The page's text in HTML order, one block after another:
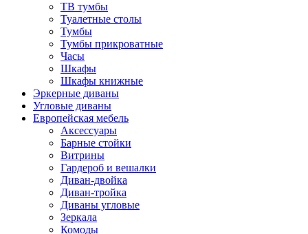
ТВ тумбы
Туалетные столы
Тумбы
Тумбы прикроватные
Часы
Шкафы
Шкафы книжные
Эркерные диваны
Угловые диваны
Европейская мебель
Аксессуары
Барные стойки
Витрины
Гардероб и вешалки
Диван-двойка
Диван-тройка
Диваны угловые
Зеркала
Комоды